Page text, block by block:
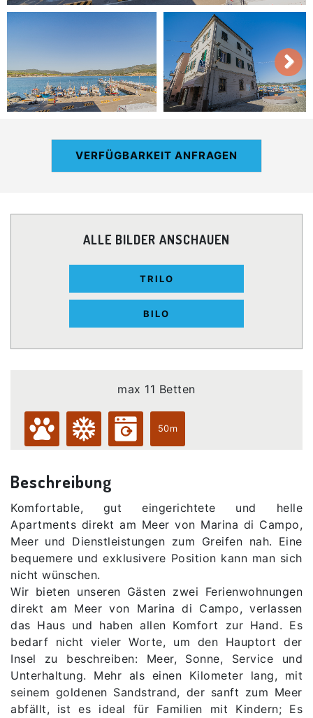
VERFÜGBARKEIT ANFRAGEN
ALLE BILDER ANSCHAUEN
TRILO
BILO
max 11 Betten
50m
Beschreibung
Komfortable, gut eingerichtete und helle
Apartments direkt am Meer von Marina di Campo,
Meer und Dienstleistungen zum Greifen nah. Eine
bequemere und exklusivere Position kann man sich
nicht wünschen.
Wir bieten unseren Gästen zwei Ferienwohnungen
direkt am Meer von Marina di Campo, verlassen
das Haus und haben allen Komfort zur Hand. Es
bedarf nicht vieler Worte, um den Hauptort der
Insel zu beschreiben: Meer, Sonne, Service und
Unterhaltung. Mehr als einen Kilometer lang, mit
seinem goldenen Sandstrand, der sanft zum Meer
abfällt, ist es ideal für Familien mit Kindern; Es